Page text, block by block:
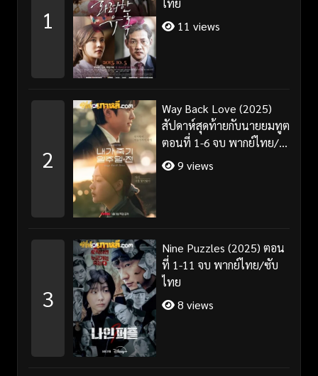
1
11 views
2
Way Back Love (2025)
สัปดาห์สุดท้ายกับนายยมทูต
ตอนที่ 1-6 จบ พากย์ไทย/
ซับไทย
9 views
3
Nine Puzzles (2025) ตอน
ที่ 1-11 จบ พากย์ไทย/ซับ
ไทย
8 views